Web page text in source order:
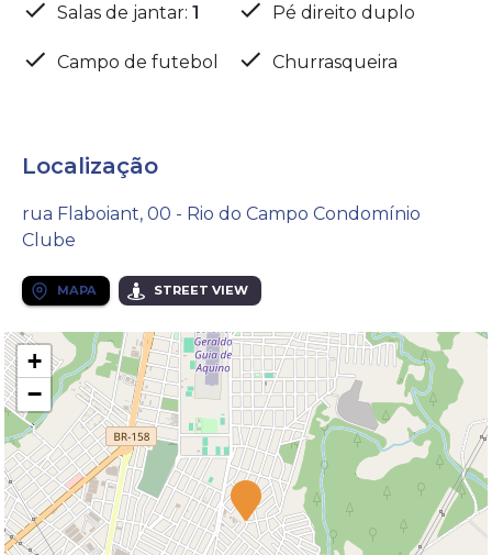
Salas de jantar: 1 Pé direito duplo
Campo de futebol Churrasqueira
Localização
rua Flaboiant, 00 - Rio do Campo Condomínio
Clube
MAPA STREET VIEW
+
−